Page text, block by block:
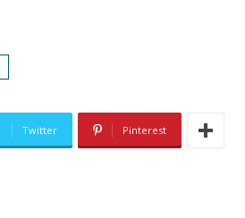
Twitter Pinterest